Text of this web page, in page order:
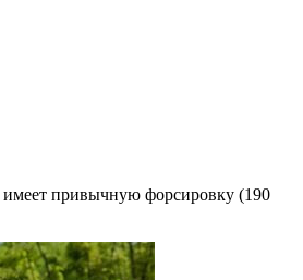
имеет привычную форсировку (190